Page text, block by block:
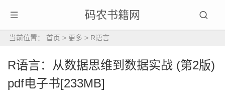
码农书籍网
当前位置： 首页 > 更多 > R语言
R语言：从数据思维到数据实战 (第2版)
pdf电子书[233MB]